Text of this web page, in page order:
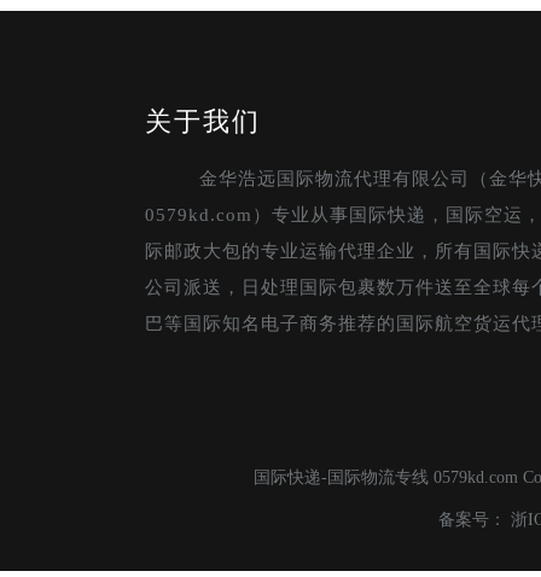
关于我们
金华浩远国际物流代理有限公司（金华
0579kd.com）专业从事国际快递，国际空运
际邮政大包的专业运输代理企业，所有国际快
公司派送，日处理国际包裹数万件送至全球每
巴等国际知名电子商务推荐的国际航空货运代
国际快递-国际物流专线 0579kd.com
备案号： 浙